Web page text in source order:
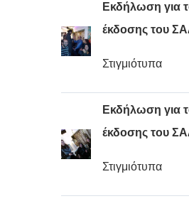
Εκδήλωση για
έκδοσης του
Στιγμιότυπα
Εκδήλωση για
έκδοσης του
Στιγμιότυπα